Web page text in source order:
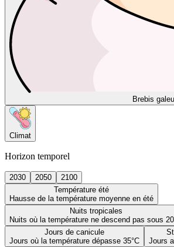
Brebis
Climat
Horizon temporel
2030 2050
2100
Température été
Hausse de la température moyenne en été
Nuits tropicales
Nuits où la température ne descend pas sous
Jours de canicule
Jours où la température dépasse 35°C
Jours